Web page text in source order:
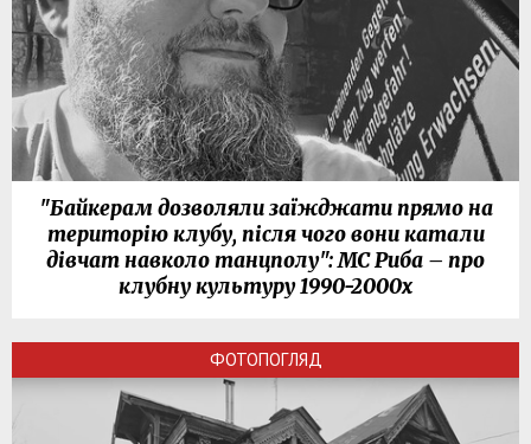
"Байкерам дозволяли заїжджати прямо на
територію клубу, після чого вони катали
дівчат навколо танцполу": МС Риба – про
клубну культуру 1990-2000х
ФОТОПОГЛЯД